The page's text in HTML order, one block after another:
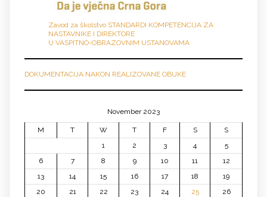
Zavod za školstvo STANDARDI KOMPETENCIJA ZA
NASTAVNIKE I DIREKTORE
U VASPITNO-OBRAZOVNIM USTANOVAMA
DOKUMENTACIJA NAKON REALIZOVANE OBUKE
November 2023
M T W T F S
S
1
2 3 4
5
6
7 8 9 10 11
12
13
14 15 16 17 18
19
20
21 22 23 24 25
26